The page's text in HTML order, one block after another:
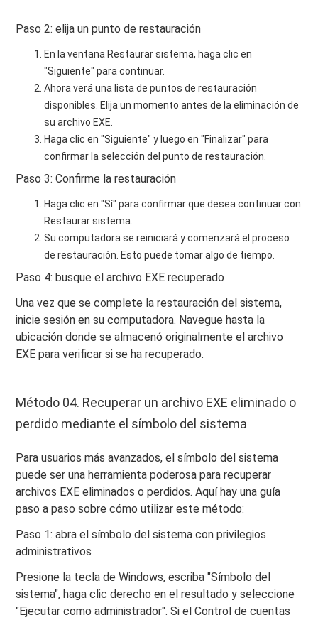
Paso 2: elija un punto de restauración
En la ventana Restaurar sistema, haga clic en
"Siguiente" para continuar.
Ahora verá una lista de puntos de restauración
disponibles. Elija un momento antes de la eliminación de
su archivo EXE.
Haga clic en "Siguiente" y luego en "Finalizar" para
confirmar la selección del punto de restauración.
Paso 3: Confirme la restauración
Haga clic en "Sí" para confirmar que desea continuar con
Restaurar sistema.
Su computadora se reiniciará y comenzará el proceso
de restauración. Esto puede tomar algo de tiempo.
Paso 4: busque el archivo EXE recuperado
Una vez que se complete la restauración del sistema,
inicie sesión en su computadora. Navegue hasta la
ubicación donde se almacenó originalmente el archivo
EXE para verificar si se ha recuperado.
Método 04. Recuperar un archivo EXE eliminado o
perdido mediante el símbolo del sistema
Para usuarios más avanzados, el símbolo del sistema
puede ser una herramienta poderosa para recuperar
archivos EXE eliminados o perdidos. Aquí hay una guía
paso a paso sobre cómo utilizar este método:
Paso 1: abra el símbolo del sistema con privilegios
administrativos
Presione la tecla de Windows, escriba "Símbolo del
sistema", haga clic derecho en el resultado y seleccione
"Ejecutar como administrador". Si el Control de cuentas